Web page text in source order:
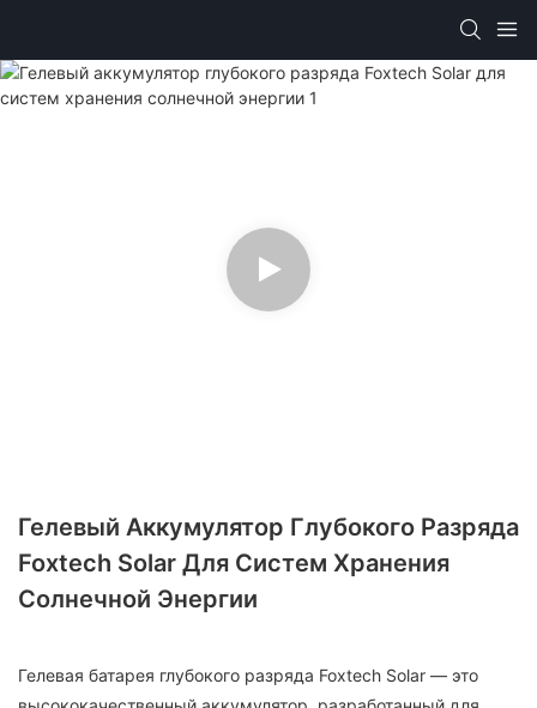
Гелевый Аккумулятор Глубокого Разряда
Foxtech Solar Для Систем Хранения
Солнечной Энергии
Гелевая батарея глубокого разряда Foxtech Solar — это